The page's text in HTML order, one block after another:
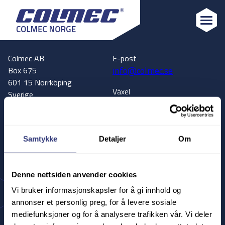
Samtykke Detaljer Om
Denne nettsiden anvender cookies
Vi bruker informasjonskapsler for å gi innhold og
annonser et personlig preg, for å levere sosiale
mediefunksjoner og for å analysere trafikken vår. Vi deler
Colmec
Colmec AB
Box 675
601 15 Norrköping
Sverige
602 38 Norrköping
Sverige
Vägbeskrivning
E-post
info@colmec.se
Växel
+46 11 13 40 37
Colmec Sverige
Colmec Finland